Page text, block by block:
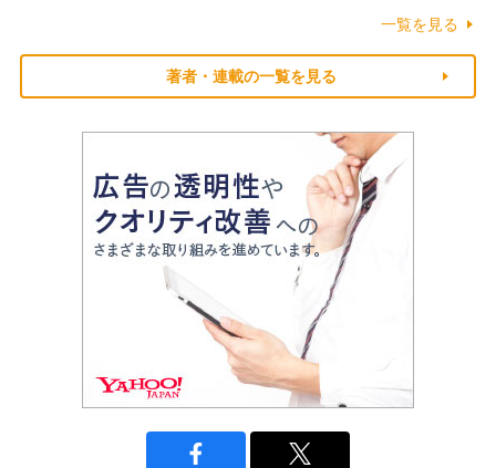
一覧を見る
著者・連載の一覧を見る